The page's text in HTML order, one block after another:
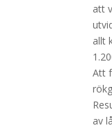
att
allt
Att
av